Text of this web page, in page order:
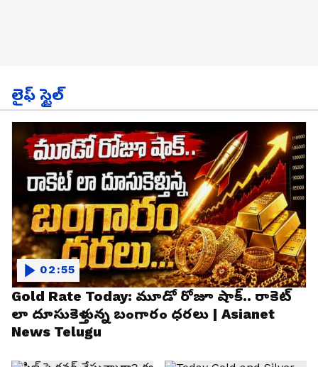
లైఫ్ స్టైల్
Gold Rate Today: మూడో రోజూ షాక్.. రాకెట్
లా దూసుకెళ్తున్న బంగారం ధరలు | Asianet
News Telugu
02:55